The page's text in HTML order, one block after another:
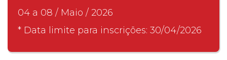
04 a 08 / Maio / 2026
* Data limite para inscrições: 30/04/2026